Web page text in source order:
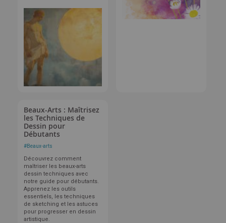
Beaux-Arts : Maîtrisez
les Techniques de
Dessin pour
Débutants
#Beaux-arts
Découvrez comment
maîtriser les beaux-arts
dessin techniques avec
notre guide pour débutants.
Apprenez les outils
essentiels, les techniques
de sketching et les astuces
pour progresser en dessin
artistique.